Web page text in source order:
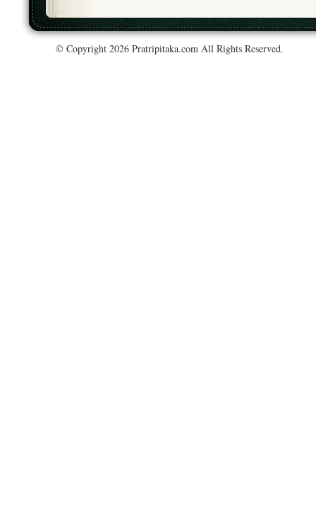
© Copyright 2026 Pratripitaka.com All Rights Reserved.